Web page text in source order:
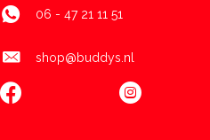
06 - 47 21 11 51
shop@buddys.nl